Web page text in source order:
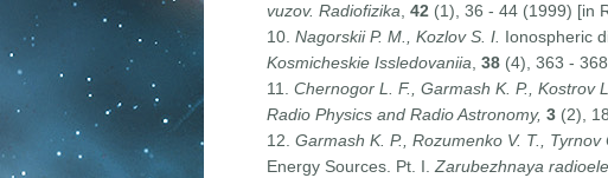
vuzov. Radiofizika, 42(1), 36 - 44 (1999) [in
10. Nagorskii P. M., Kozlov S. I. Ionospheric
Kosmicheskie Issledovaniia, 38(4), 363 -
11. Chernogor L. F., Garmash K. P., Kostrov
Radio Physics and Radio Astronomy, 3(2),
12. Garmash K. P., Rozumenko V. T., Tyrnov
Energy Sources. Pt. I.Zarubezhnaya